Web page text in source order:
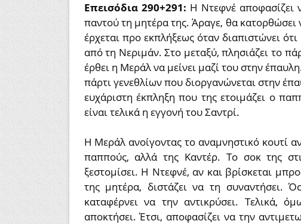
Επεισόδια 290+291: Η Ντεφνέ αποφασίζει
παντού τη μητέρα της. Άραγε, θα
έρχεται προ εκπλήξεως όταν διαπιστώνει
από τη Νεριμάν. Στο μεταξύ, πλησιάζει το
έρθει η Μεράλ να μείνει μαζί του στην
πάρτι γενεθλίων που διοργανώνεται στην
ευχάριστη έκπληξη που της ετοιμάζει ο
είναι τελικά η εγγονή του Σαντρί.
Η Μεράλ ανοίγοντας το αναμνηστικό κουτί
παππούς, αλλά της Καντέρ. Το σοκ της
ξεστομίσει. Η Ντεφνέ, αν και βρίσκεται
της μητέρα, διστάζει να τη συναντήσει.
καταφέρνει να την αντικρύσει. Τελικά,
αποκτήσει. Έτσι, αποφασίζει να την